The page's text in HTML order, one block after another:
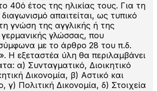
40ό έτος της ηλικίας τους. Για τη
απαιτείται, ως τυπικό
γνώση της αγγλικής ή της
γλώσσας, που
με το άρθρο 28 του π.δ.
Η εξεταστέα ύλη θα περιλαμβάνει
α) Συνταγματικό, Διοικητικό
Δικονομία, β) Αστικό και
γ) Πολιτική Δικονομία, δ) Στοιχεία